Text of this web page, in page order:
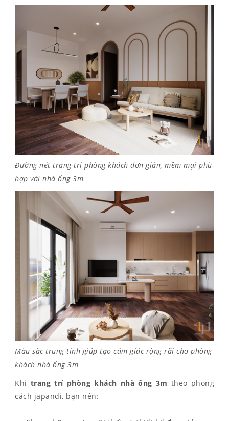
Đường nét trang trí phòng khách đơn giản, mềm mại phù
hợp với nhà ống 3m
Màu sắc trung tính giúp tạo cảm giác rộng rãi cho phòng
khách nhà ống 3m
Khi trang trí phòng khách nhà ống 3m theo phong
cách japandi, bạn nên: